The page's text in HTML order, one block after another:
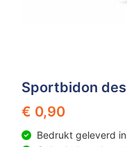
Sportbidon
€ 0,90
Bedrukt geleverd